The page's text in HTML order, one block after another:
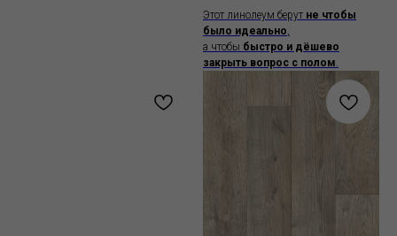
Этот линолеум берут не чтобы
было идеально,
а чтобы быстро и дёшево
закрыть вопрос с полом.